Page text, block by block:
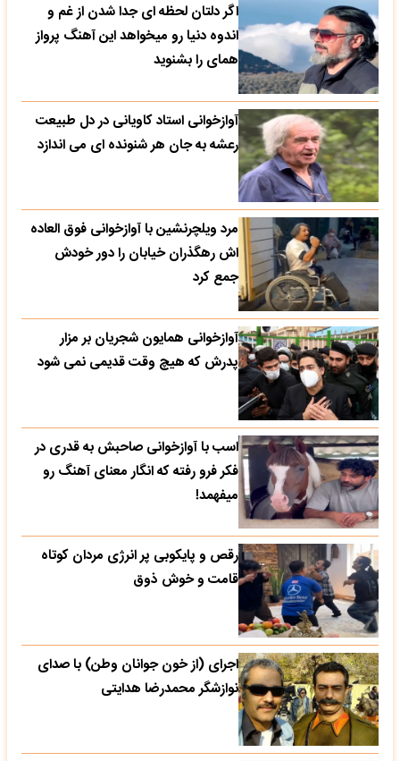
اگر دلتان لحظه ای جدا شدن از غم و
اندوه دنیا رو میخواهد این آهنگ پرواز
همای را بشنوید
آوازخوانی استاد کاویانی در دل طبیعت
رعشه به جان هر شنونده ای می اندازد
مرد ویلچرنشین با آوازخوانی فوق العاده
اش رهگذران خیابان را دور خودش
جمع کرد
آوازخوانی همایون شجریان بر مزار
پدرش که هیچ وقت قدیمی نمی شود
اسب با آوازخوانی صاحبش به قدری در
فکر فرو رفته که انگار معنای آهنگ رو
میفهمد!
رقص و پایکوبی پر انرژی مردان کوتاه
قامت و خوش ذوق
اجرای (از خون جوانان وطن) با صدای
نوازشگر محمدرضا هدایتی